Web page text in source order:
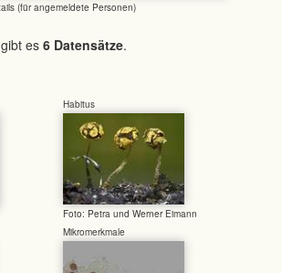
(für angemeldete Personen)
es 6 Datensätze.
Habitus
Foto: Petra und Werner Eimann
Mikromerkmale